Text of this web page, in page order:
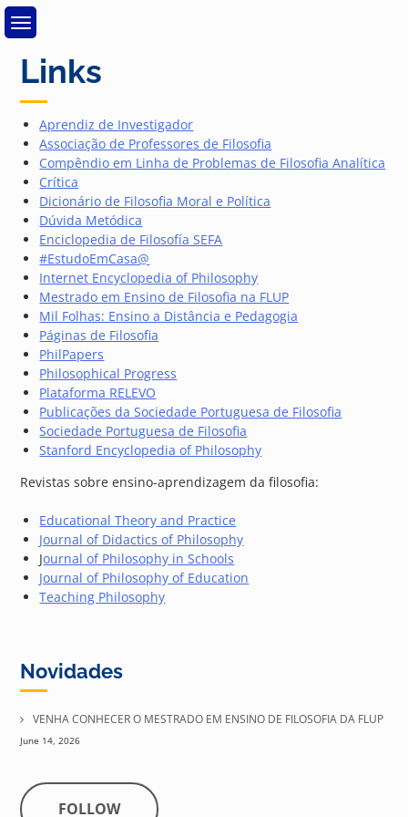
Skip
Links
Aprendiz de Investigador
Associação de Professores de Filosofia
Compêndio em Linha de Problemas de Filosofia Analítica
Crítica
Dicionário de Filosofia Moral e Política
Dúvida Metódica
Enciclopedia de Filosofía SEFA
#EstudoEmCasa@
Internet Encyclopedia of Philosophy
Mestrado em Ensino de Filosofia na FLUP
Mil Folhas: Ensino a Distância e Pedagogia
Páginas de Filosofia
PhilPapers
Philosophical Progress
Plataforma RELEVO
Publicações da Sociedade Portuguesa de Filosofia
Sociedade Portuguesa de Filosofia
Stanford Encyclopedia of Philosophy
Revistas sobre ensino-aprendizagem da filosofia:
Educational Theory and Practice
Journal of Didactics of Philosophy
Journal of Philosophy in Schools
Journal of Philosophy of Education
Teaching Philosophy
Novidades
VENHA CONHECER O MESTRADO EM ENSINO DE FILOSOFIA DA FLUP
June 14, 2026
FOLLOW